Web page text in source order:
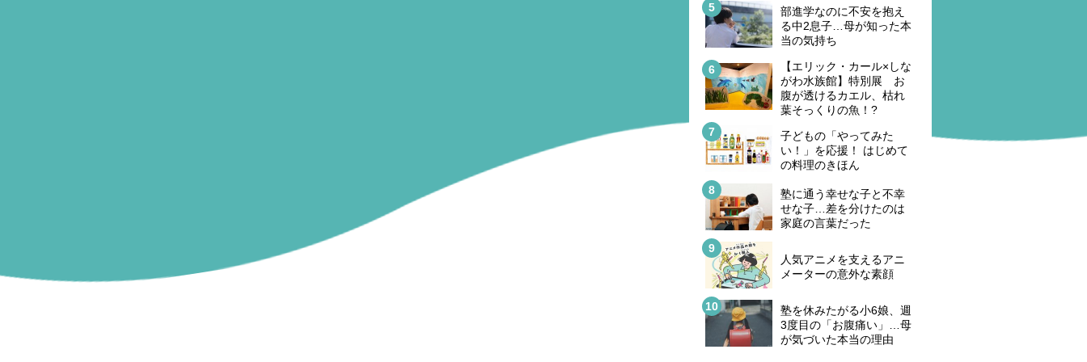
部進学なのに不安を抱え
る中2息子…母が知った本
当の気持ち
【エリック・カール×しな
がわ水族館】特別展 お
腹が透けるカエル、枯れ
葉そっくりの魚！?
子どもの「やってみた
い！」を応援！ はじめて
の料理のきほん
塾に通う幸せな子と不幸
せな子…差を分けたのは
家庭の言葉だった
人気アニメを支えるアニ
メーターの意外な素顔
塾を休みたがる小6娘、週
3度目の「お腹痛い」…母
が気づいた本当の理由